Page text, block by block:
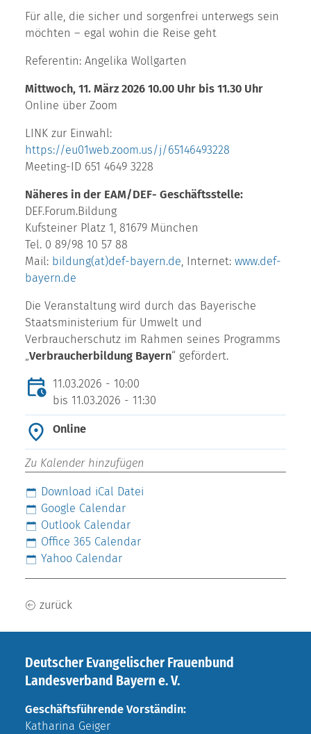
Für alle, die sicher und sorgenfrei unterwegs sein
möchten – egal wohin die Reise geht
Referentin: Angelika Wollgarten
Mittwoch, 11. März 2026 10.00 Uhr bis 11.30 Uhr
Online über Zoom
LINK zur Einwahl:
https://eu01web.zoom.us/j/65146493228
Meeting-ID 651 4649 3228
Näheres in der EAM/DEF- Geschäftsstelle:
DEF.Forum.Bildung
Kufsteiner Platz 1, 81679 München
Tel. 0 89/98 10 57 88
Mail: bildung(at)def-bayern.de, Internet: www.def-
bayern.de
Die Veranstaltung wird durch das Bayerische
Staatsministerium für Umwelt und
Verbraucherschutz im Rahmen seines Programms
„Verbraucherbildung Bayern“ gefördert.
11.03.2026 - 10:00
bis 11.03.2026 - 11:30
Online
Zu Kalender hinzufügen
Download iCal Datei
Google Calendar
Outlook Calendar
Office 365 Calendar
Yahoo Calendar
zurück
Deutscher Evangelischer Frauenbund
Landesverband Bayern e. V.
Geschäftsführende Vorständin:
Katharina Geiger